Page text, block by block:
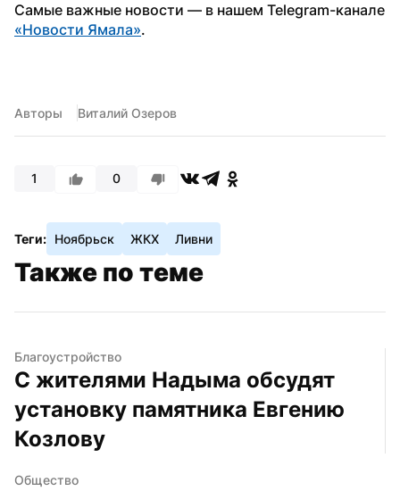
«Новости Ямала».
Авторы Виталий Озеров
1 0
Теги: Ноябрьск ЖКХ Ливни
Также по теме
Благоустройство
С жителями Надыма обсудят
установку памятника Евгению
Козлову
Общество